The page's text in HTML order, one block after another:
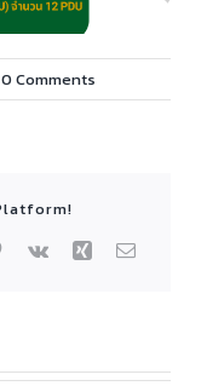
0 Comments
Pinterest
Vk Xing Email